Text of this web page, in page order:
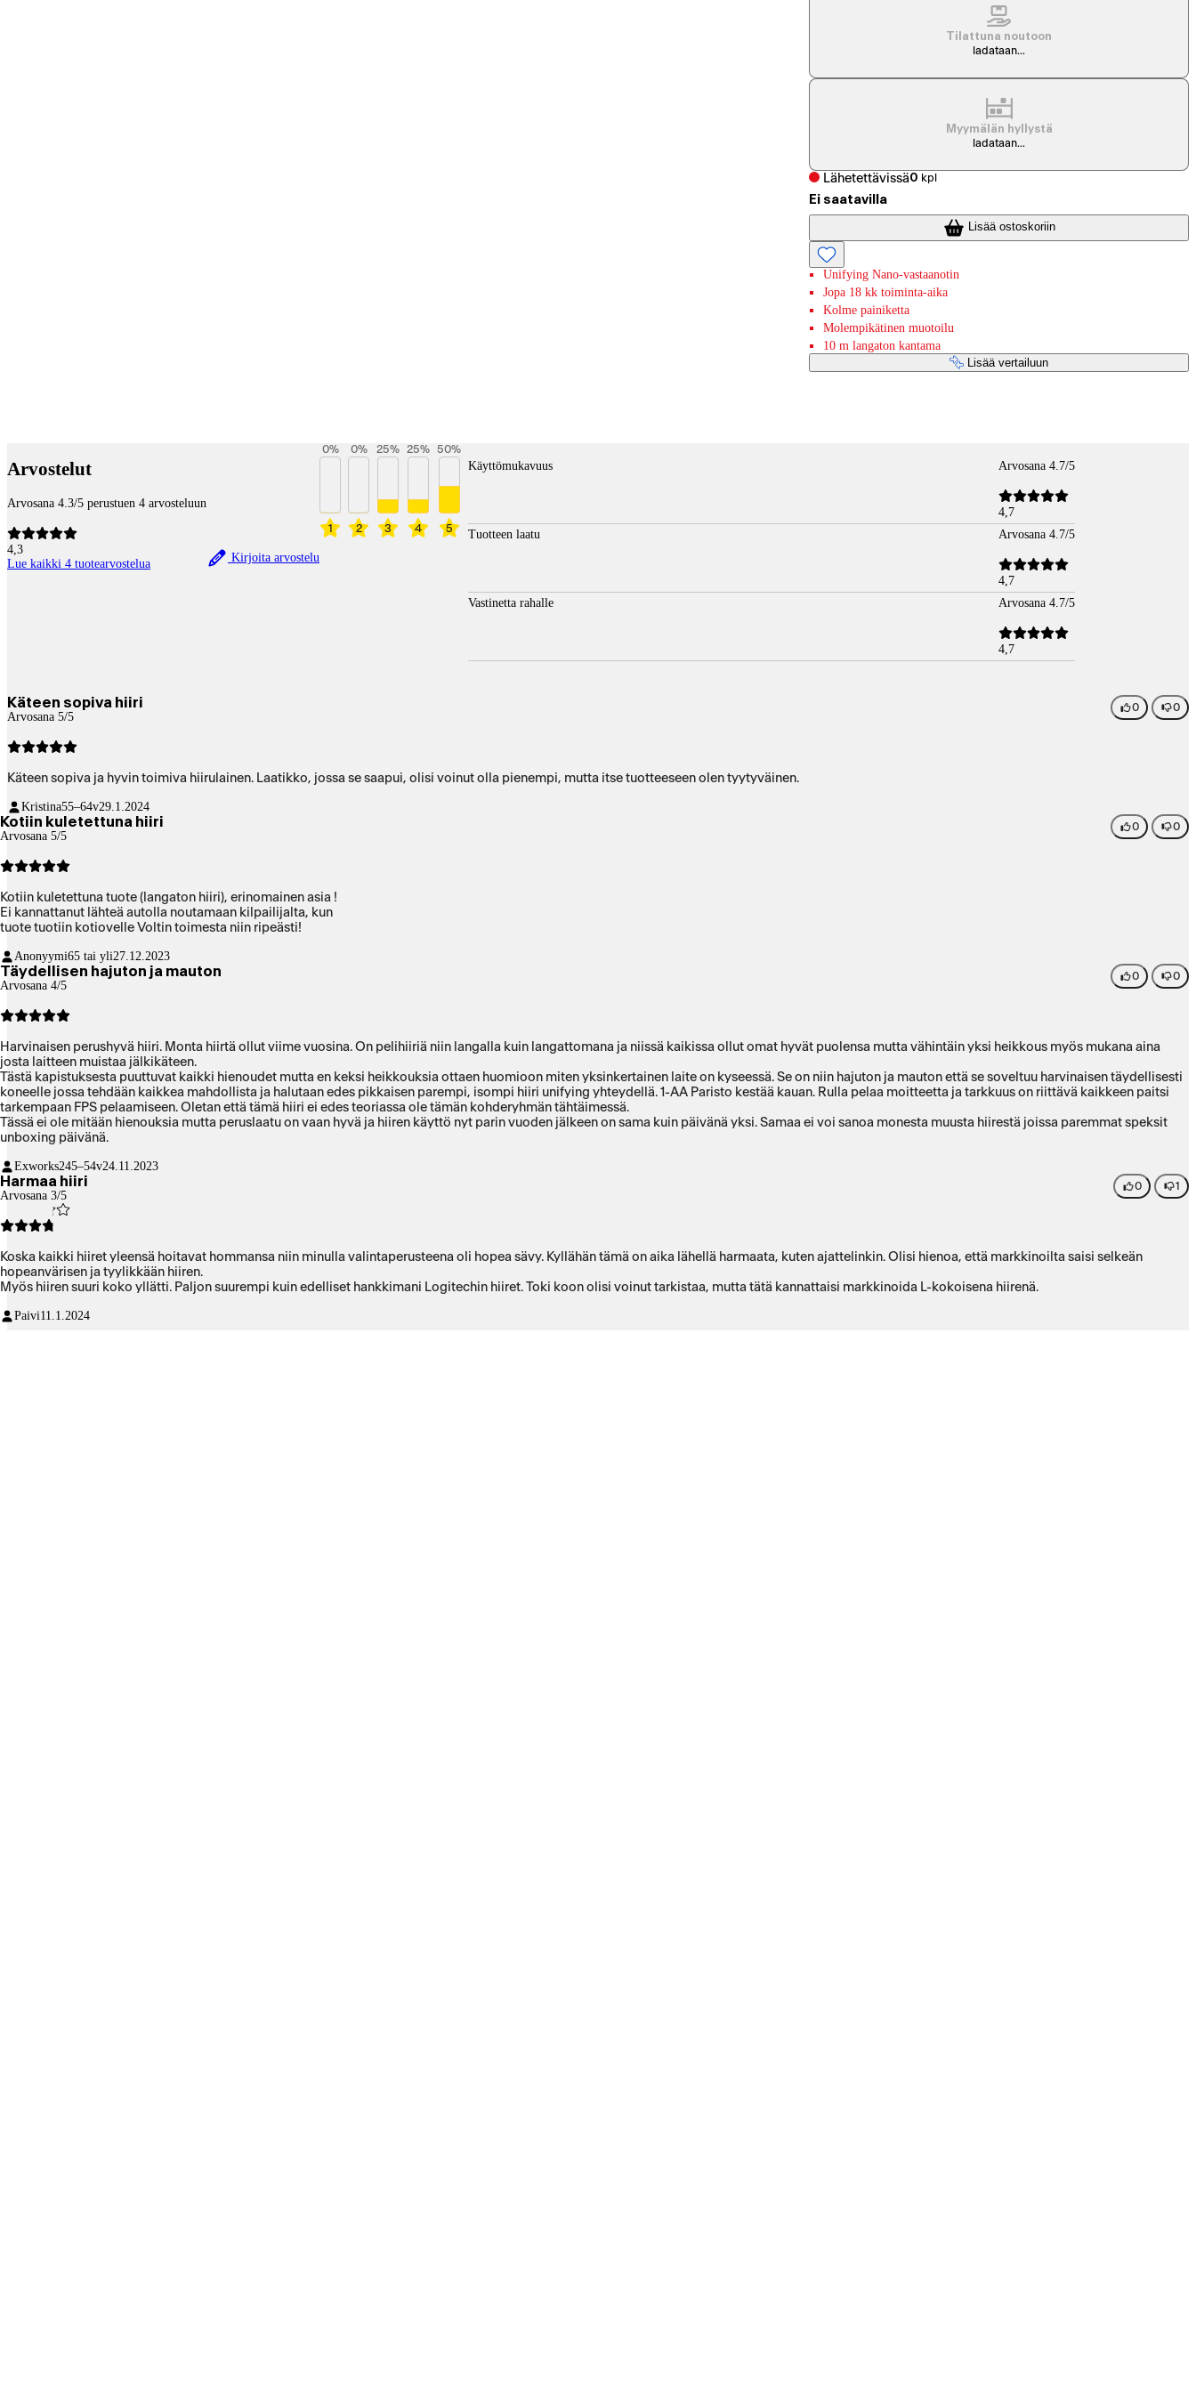
Tilattuna noutoon
ladataan...
Myymälän hyllystä
ladataan...
Lähetettävissä0 kpl
Ei saatavilla
Lisää ostoskoriin
Unifying Nano-vastaanotin
Jopa 18 kk toiminta-aika
Kolme painiketta
Molempikätinen muotoilu
10 m langaton kantama
Lisää vertailuun
Arvostelut
Arvosana 4.3/5 perustuen 4 arvosteluun
4,3
Lue kaikki 4 tuotearvostelua
Kirjoita arvostelu
1
0%
2
0%
3
25%
4
25%
5
50%
Käyttömukavuus Arvosana 4.7/5
4,7
Tuotteen laatu
Arvosana 4.7/5
4,7
Vastinetta rahalle
Arvosana 4.7/5
4,7
Käteen sopiva hiiri
Arvosana 5/5
0 0
Käteen sopiva ja hyvin toimiva hiirulainen. Laatikko, jossa se saapui, olisi voinut olla pienempi, mutta itse tuotteeseen olen tyytyväinen.
Kristina55–64v29.1.2024
Kotiin kuletettuna hiiri
Arvosana 5/5
0 0
Kotiin kuletettuna tuote (langaton hiiri), erinomainen asia !
Ei kannattanut lähteä autolla noutamaan kilpailijalta, kun
tuote tuotiin kotiovelle Voltin toimesta niin ripeästi!
Anonyymi65 tai yli27.12.2023
Täydellisen hajuton ja mauton
Arvosana 4/5
0 0
Harvinaisen perushyvä hiiri. Monta hiirtä ollut viime vuosina. On pelihiiriä niin langalla kuin langattomana ja niissä kaikissa ollut omat hyvät puolensa mutta vähintäin yksi heikkous myös mukana aina
josta laitteen muistaa jälkikäteen.
Tästä kapistuksesta puuttuvat kaikki hienoudet mutta en keksi heikkouksia ottaen huomioon miten yksinkertainen laite on kyseessä. Se on niin hajuton ja mauton että se soveltuu harvinaisen täydellisesti
koneelle jossa tehdään kaikkea mahdollista ja halutaan edes pikkaisen parempi, isompi hiiri unifying yhteydellä. 1-AA Paristo kestää kauan. Rulla pelaa moitteetta ja tarkkuus on riittävä kaikkeen paitsi
tarkempaan FPS pelaamiseen. Oletan että tämä hiiri ei edes teoriassa ole tämän kohderyhmän tähtäimessä.
Tässä ei ole mitään hienouksia mutta peruslaatu on vaan hyvä ja hiiren käyttö nyt parin vuoden jälkeen on sama kuin päivänä yksi. Samaa ei voi sanoa monesta muusta hiirestä joissa paremmat speksit
unboxing päivänä.
Exworks245–54v24.11.2023
Harmaa hiiri
Arvosana 3/5
0 1
Koska kaikki hiiret yleensä hoitavat hommansa niin minulla valintaperusteena oli hopea sävy. Kyllähän tämä on aika lähellä harmaata, kuten ajattelinkin. Olisi hienoa, että markkinoilta saisi selkeän
hopeanvärisen ja tyylikkään hiiren.
Myös hiiren suuri koko yllätti. Paljon suurempi kuin edelliset hankkimani Logitechin hiiret. Toki koon olisi voinut tarkistaa, mutta tätä kannattaisi markkinoida L-kokoisena hiirenä.
Paivi11.1.2024